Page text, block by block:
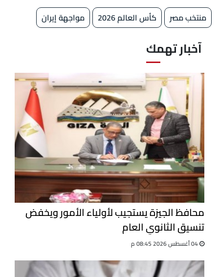
منتخب مصر كأس العالم 2026 مواجهة إيران
آخبار تهمك
محافظ الجيزة يستجيب لأولياء الأمور ويخفض
تنسيق الثانوي العام